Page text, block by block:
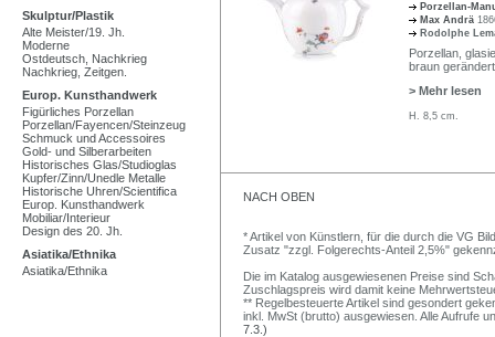
Skulptur/Plastik
Alte Meister/19. Jh.
Moderne
Ostdeutsch, Nachkrieg
Nachkrieg, Zeitgen.
Europ. Kunsthandwerk
Figürliches Porzellan
Porzellan/Fayencen/Steinzeug
Schmuck und Accessoires
Gold- und Silberarbeiten
Historisches Glas/Studioglas
Kupfer/Zinn/Unedle Metalle
Historische Uhren/Scientifica
Europ. Kunsthandwerk
Mobiliar/Interieur
Design des 20. Jh.
Asiatika/Ethnika
Asiatika/Ethnika
Porzellan-
Max Andrä
Rodolphe
Porzellan,
braun
> Mehr lesen
H. 8,5 cm.
NACH OBEN
* Artikel von Künstlern, für die durch die VG
Zusatz "zzgl. Folgerechts-Anteil 2,5%"
Die im Katalog ausgewiesenen Preise sind
Zuschlagspreis wird damit keine
** Regelbesteuerte Artikel sind gesondert
inkl. MwSt (brutto) ausgewiesen. Alle Aufrufe
7.3.)